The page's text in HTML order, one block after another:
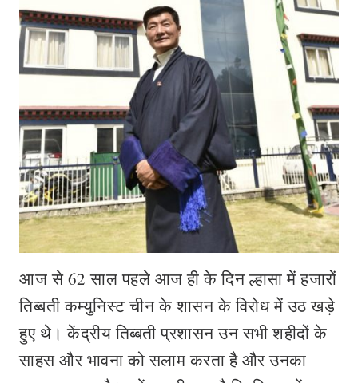
आज से 62 साल पहले आज ही के दिन ल्हासा में हजारों
तिब्बती कम्युनिस्ट चीन के शासन के विरोध में उठ खड़े
हुए थे। केंद्रीय तिब्बती प्रशासन उन सभी शहीदों के
साहस और भावना को सलाम करता है और उनका